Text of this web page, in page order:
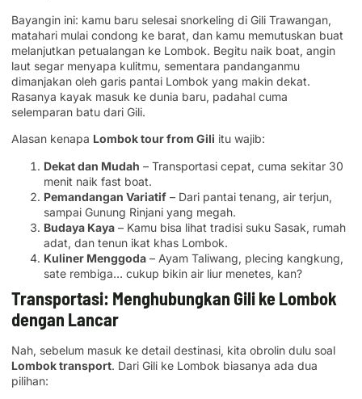
Bayangin ini: kamu baru selesai snorkeling di Gili Trawangan,
matahari mulai condong ke barat, dan kamu memutuskan buat
melanjutkan petualangan ke Lombok. Begitu naik boat, angin
laut segar menyapa kulitmu, sementara pandanganmu
dimanjakan oleh garis pantai Lombok yang makin dekat.
Rasanya kayak masuk ke dunia baru, padahal cuma
selemparan batu dari Gili.
Alasan kenapa Lombok tour from Gili itu wajib:
Dekat dan Mudah – Transportasi cepat, cuma sekitar 30
menit naik fast boat.
Pemandangan Variatif – Dari pantai tenang, air terjun,
sampai Gunung Rinjani yang megah.
Budaya Kaya – Kamu bisa lihat tradisi suku Sasak, rumah
adat, dan tenun ikat khas Lombok.
Kuliner Menggoda – Ayam Taliwang, plecing kangkung,
sate rembiga… cukup bikin air liur menetes, kan?
Transportasi: Menghubungkan Gili ke Lombok
dengan Lancar
Nah, sebelum masuk ke detail destinasi, kita obrolin dulu soal
Lombok transport. Dari Gili ke Lombok biasanya ada dua
pilihan: